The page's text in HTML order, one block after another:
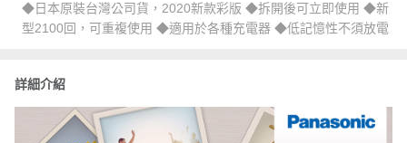
◆日本原裝台灣公司貨，2020新款彩版 ◆拆開後可立即使用 ◆新
型2100回，可重複使用 ◆適用於各種充電器 ◆低記憶性不須放電
詳細介紹